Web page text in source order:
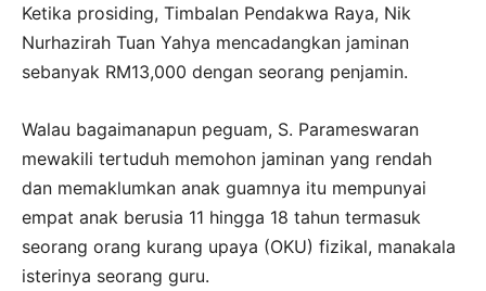
Ketika prosiding, Timbalan Pendakwa Raya, Nik
Nurhazirah Tuan Yahya mencadangkan jaminan
sebanyak RM13,000 dengan seorang penjamin.
Walau bagaimanapun peguam, S. Parameswaran
mewakili tertuduh memohon jaminan yang rendah
dan memaklumkan anak guamnya itu mempunyai
empat anak berusia 11 hingga 18 tahun termasuk
seorang orang kurang upaya (OKU) fizikal, manakala
isterinya seorang guru.